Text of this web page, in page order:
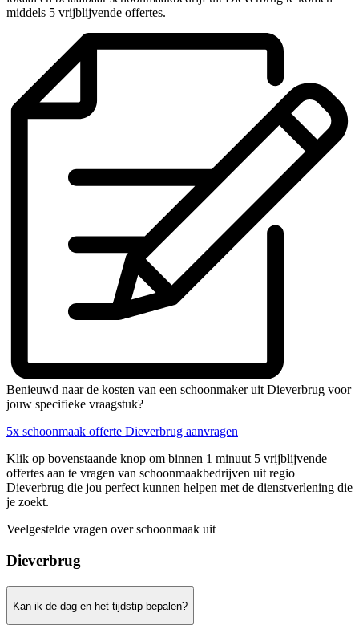
middels 5 vrijblijvende offertes.
Benieuwd naar de kosten van een schoonmaker uit Dieverbrug voor
jouw specifieke vraagstuk?
5x schoonmaak offerte Dieverbrug aanvragen
Klik op bovenstaande knop om binnen 1 minuut 5 vrijblijvende
offertes aan te vragen van schoonmaakbedrijven uit regio
Dieverbrug die jou perfect kunnen helpen met de dienstverlening die
je zoekt.
Veelgestelde vragen over schoonmaak uit
Dieverbrug
Kan ik de dag en het tijdstip bepalen?